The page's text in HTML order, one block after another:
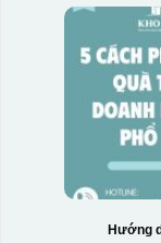
Hướng